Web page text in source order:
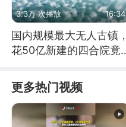
3.3万 次播放 16:34
国内规模最大无人古镇，
花50亿新建的四合院竟
更多热门视频